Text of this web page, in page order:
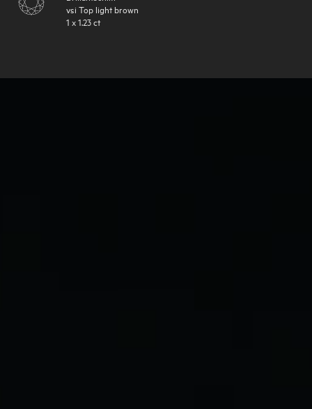
vsi Top light brown
1 x1.23ct